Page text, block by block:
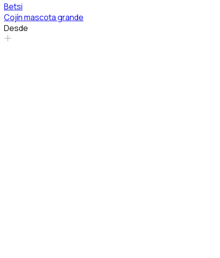
Betsi
Cojín mascota grande
Desde